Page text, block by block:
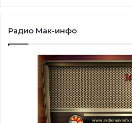
Радио Мак-инфо